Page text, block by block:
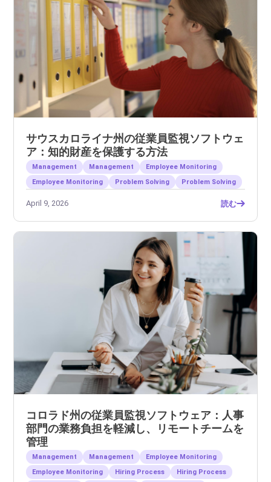
サウスカロライナ州の従業員監視ソフトウェ
ア：知的財産を保護する方法
Management Management
Employee Monitoring
Employee Monitoring
Problem Solving Problem Solving
April 9, 2026 読む
コロラド州の従業員監視ソフトウェア：人事
部門の業務負担を軽減し、リモートチームを
管理
Management Management
Employee Monitoring
Employee Monitoring
Hiring Process
Hiring Process